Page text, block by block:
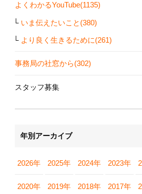
よくわかるYouTube(1135)
いま伝えたいこと(380)
より良く生きるために(261)
事務局の社窓から(302)
スタッフ募集
年別アーカイブ
2026年 2025年 2024年 2023年
2020年 2019年 2018年 2017年